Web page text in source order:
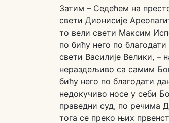
Затим – Седећем на
свети Дионисије
то вели свети Максим
по бићу него по
свети Василије Велики, –
нераздељиво са самим
бићу него по благодати
недокучиво носе у себи
праведни суд, по речима
тога се преко њих